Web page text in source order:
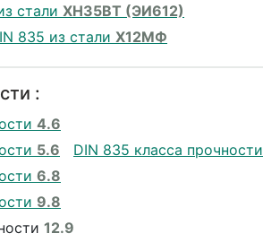
стали ХН35ВТ (ЭИ612)
835 из стали Х12МФ
:
4.6
5.6 DIN 835 класса прочности
6.8
9.8
12.9